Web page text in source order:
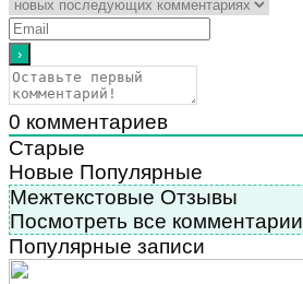
0 комментариев
Старые
Новые Популярные
Межтекстовые Отзывы
Посмотреть все комментарии
Популярные записи